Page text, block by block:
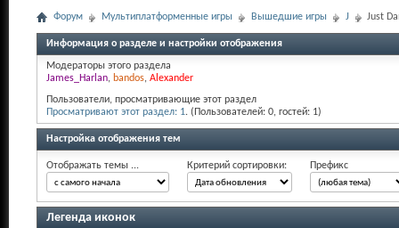
Форум Мультиплатформенные игры Вышедшие игры J Just
Информация о разделе и настройки отображения
Модераторы этого раздела
James_Harlan, bandos, Alexander
Пользователи, просматривающие этот раздел
Просматривают этот раздел: 1. (Пользователей: 0, гостей: 1)
Настройка отображения тем
Отображать темы ... Критерий сортировки: Префикс
Легенда иконок